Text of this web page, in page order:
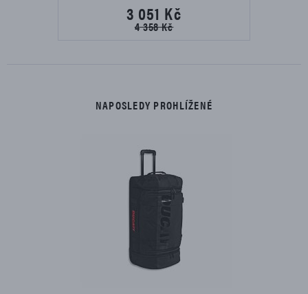
3 051 Kč
4 358 Kč
NAPOSLEDY PROHLÍŽENÉ